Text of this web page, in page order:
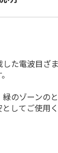
た電波目ざま
のゾーンの
してご使用く